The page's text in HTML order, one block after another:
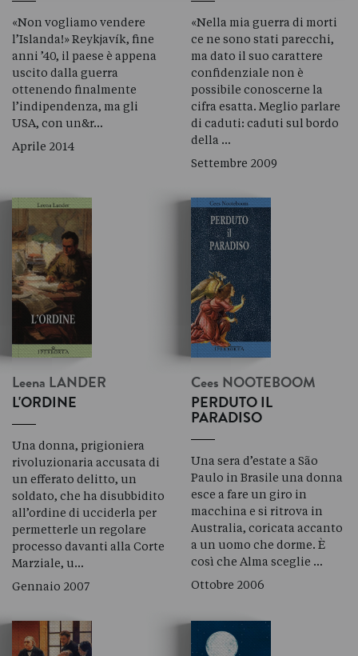
«Non vogliamo vendere
l’Islanda!» Reykjavík, fine
anni ’40, il paese è appena
uscito dalla guerra
ottenendo finalmente
l’indipendenza, ma gli
USA, con un&r…
Aprile 2014
«Nella mia guerra di morti
ce ne sono stati parecchi,
ma dato il suo carattere
confidenziale non è
possibile conoscerne la
cifra esatta. Meglio parlare
di caduti: caduti sul bordo
della …
Settembre 2009
Leena LANDER
L'ORDINE
Una donna, prigioniera
rivoluzionaria accusata di
un efferato delitto, un
soldato, che ha disubbidito
all’ordine di ucciderla per
permetterle un regolare
processo davanti alla Corte
Marziale, u…
Gennaio 2007
Cees NOOTEBOOM
PERDUTO IL
PARADISO
Una sera d’estate a São
Paulo in Brasile una donna
esce a fare un giro in
macchina e si ritrova in
Australia, coricata accanto
a un uomo che dorme. È
così che Alma sceglie …
Ottobre 2006